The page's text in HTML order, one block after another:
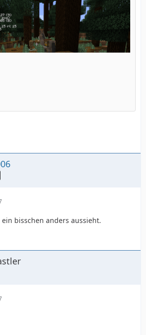
bisschen anders aussieht.